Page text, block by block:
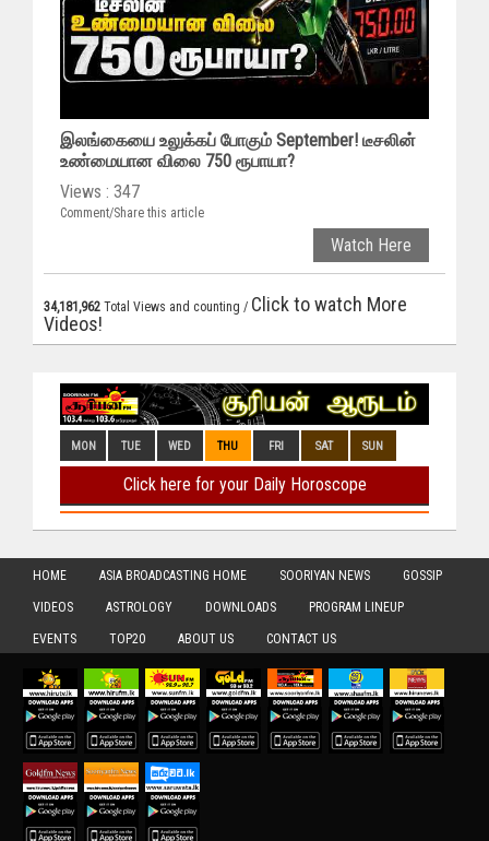
இலங்கையை உலுக்கப் போகும் September! டீசலின்
உண்மையான விலை 750 ரூபாயா?
Views : 347
Comment/Share this article
Watch Here
34,181,962 Total Views and counting / Click to watch More
Videos!
HOME ASIA BROADCASTING HOME SOORIYAN NEWS GOSSIP
VIDEOS ASTROLOGY DOWNLOADS PROGRAM LINEUP
EVENTS TOP20 ABOUT US CONTACT US